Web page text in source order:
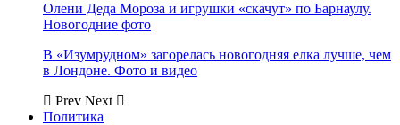
Олени Деда Мороза и игрушки «скачут» по Барнаулу.
Новогодние фото
В «Изумрудном» загорелась новогодняя елка лучше, чем
в Лондоне. Фото и видео
Prev Next
Политика